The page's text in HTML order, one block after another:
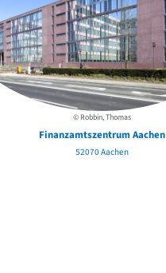
© Robbin, Thomas
Finanzamtszentrum Aachen
52070 Aachen